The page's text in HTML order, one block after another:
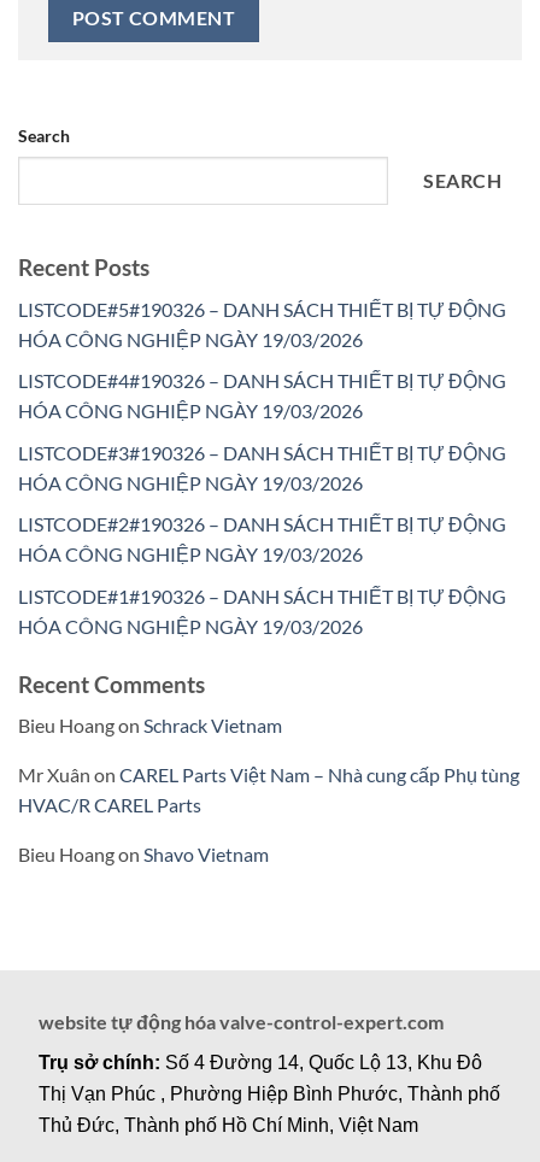
Search
SEARCH
Recent Posts
LISTCODE#5#190326 – DANH SÁCH THIẾT BỊ TỰ ĐỘNG
HÓA CÔNG NGHIỆP NGÀY 19/03/2026
LISTCODE#4#190326 – DANH SÁCH THIẾT BỊ TỰ ĐỘNG
HÓA CÔNG NGHIỆP NGÀY 19/03/2026
LISTCODE#3#190326 – DANH SÁCH THIẾT BỊ TỰ ĐỘNG
HÓA CÔNG NGHIỆP NGÀY 19/03/2026
LISTCODE#2#190326 – DANH SÁCH THIẾT BỊ TỰ ĐỘNG
HÓA CÔNG NGHIỆP NGÀY 19/03/2026
LISTCODE#1#190326 – DANH SÁCH THIẾT BỊ TỰ ĐỘNG
HÓA CÔNG NGHIỆP NGÀY 19/03/2026
Recent Comments
Bieu Hoangon Schrack Vietnam
Mr Xuân on CAREL Parts Việt Nam – Nhà cung cấp Phụ tùng
HVAC/R CAREL Parts
Bieu Hoangon Shavo Vietnam
website tự động hóa valve-control-expert.com
Trụ sở chính: Số 4 Đường 14, Quốc Lộ 13, Khu Đô
Thị Vạn Phúc , Phường Hiệp Bình Phước, Thành phố
Thủ Đức, Thành phố Hồ Chí Minh, Việt Nam